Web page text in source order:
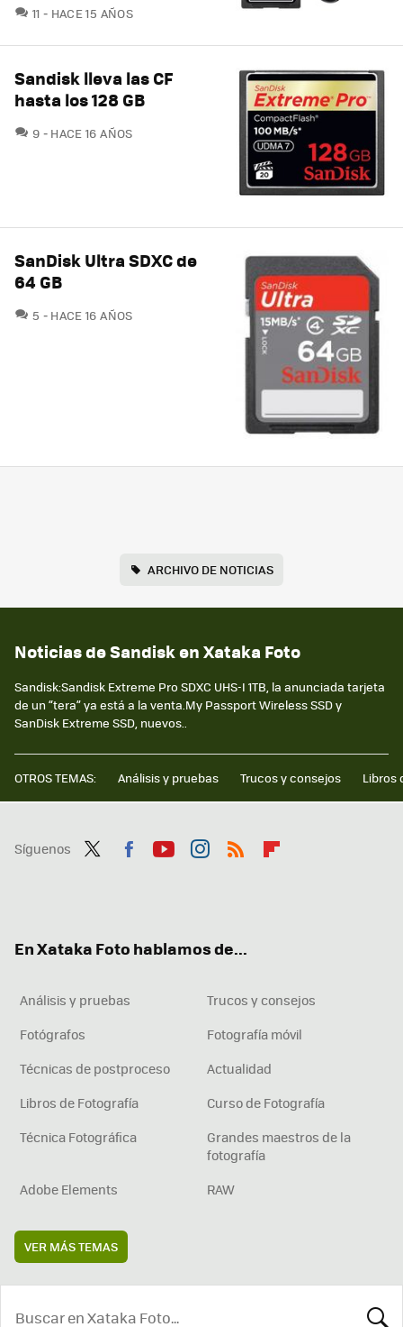
11 COMENTARIOS
HACE 15 AÑOS
Sandisk lleva las CF
hasta los 128 GB
9 COMENTARIOS
HACE 16 AÑOS
SanDisk Ultra SDXC de
64 GB
5 COMENTARIOS
HACE 16 AÑOS
ARCHIVO DE NOTICIAS
Noticias de Sandisk en Xataka Foto
Sandisk:Sandisk Extreme Pro SDXC UHS-I 1TB, la anunciada tarjeta
de un “tera” ya está a la venta.My Passport Wireless SSD y
SanDisk Extreme SSD, nuevos..
OTROS TEMAS: Análisis y pruebas Trucos y consejos Libros
Síguenos
En Xataka Foto hablamos de...
Análisis y pruebas
Trucos y consejos
Fotógrafos
Fotografía móvil
Técnicas de postproceso
Actualidad
Libros de Fotografía
Curso de Fotografía
Técnica Fotográfica
Grandes maestros de la
fotografía
Adobe Elements
RAW
VER MÁS TEMAS